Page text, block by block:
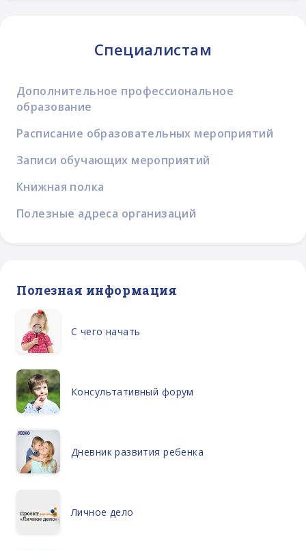
Специалистам
Дополнительное профессиональное
образование
Расписание образовательных мероприятий
Записи обучающих мероприятий
Книжная полка
Полезные адреса организаций
Полезная информация
С чего начать
Консультативный форум
Дневник развития ребенка
Личное дело